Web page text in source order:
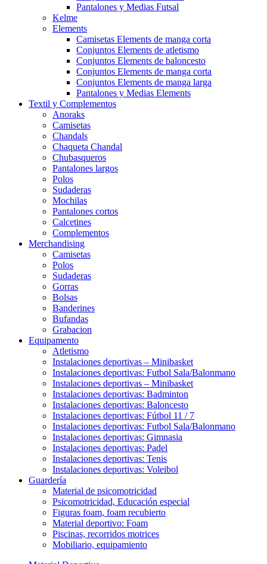
Pantalones y Medias Futsal
Kelme
Elements
Camisetas Elements de manga corta
Conjuntos Elements de atletismo
Conjuntos Elements de baloncesto
Conjuntos Elements de manga corta
Conjuntos Elements de manga larga
Pantalones y Medias Elements
Textil y Complementos
Anoraks
Camisetas
Chandals
Chaqueta Chandal
Chubasqueros
Pantalones largos
Polos
Sudaderas
Mochilas
Pantalones cortos
Calcetines
Complementos
Merchandising
Camisetas
Polos
Sudaderas
Gorras
Bolsas
Banderines
Bufandas
Grabacion
Equipamento
Atletismo
Instalaciones deportivas – Minibasket
Instalaciones deportivas: Futbol Sala/Balonmano
Instalaciones deportivas – Minibasket
Instalaciones deportivas: Badminton
Instalaciones deportivas: Baloncesto
Instalaciones deportivas: Fútbol 11 / 7
Instalaciones deportivas: Futbol Sala/Balonmano
Instalaciones deportivas: Gimnasia
Instalaciones deportivas: Padel
Instalaciones deportivas: Tenis
Instalaciones deportivas: Voleibol
Guardería
Material de psicomotricidad
Psicomotricidad, Educación especial
Figuras foam, foam recubierto
Material deportivo: Foam
Piscinas, recorridos motrices
Mobiliario, equipamiento